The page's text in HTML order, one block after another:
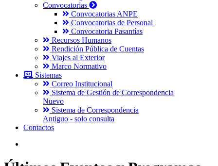
Convocatorias
Convocatorias ANPE
Convocatorias de Personal
Convocatoria Pasantías
Recursos Humanos
Rendición Pública de Cuentas
Viajes al Exterior
Marco Normativo
Sistemas
Correo Institucional
Sistema de Gestión de Correspondencia
Nuevo
Sistema de Correspondencia
Antiguo - solo consulta
Contactos